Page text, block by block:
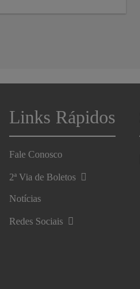
as diretrizes da lei
de forma equitativa.
Links Rápidos
Fale Conosco
2ª Via de Boletos
Notícias
Redes Sociais